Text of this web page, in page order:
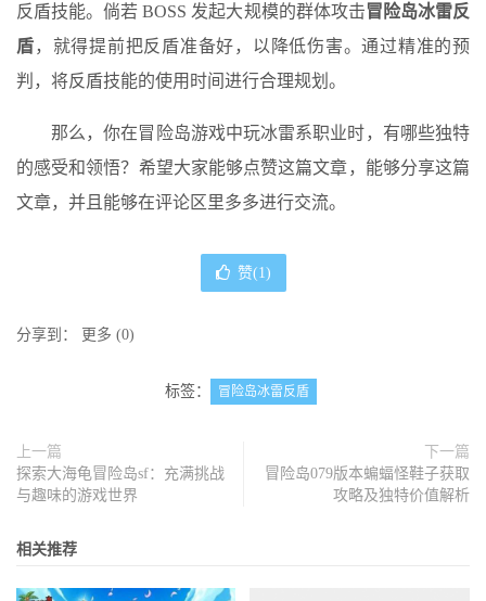
反盾技能。倘若 BOSS 发起大规模的群体攻击冒险岛冰雷反
盾，就得提前把反盾准备好，以降低伤害。通过精准的预
判，将反盾技能的使用时间进行合理规划。
那么，你在冒险岛游戏中玩冰雷系职业时，有哪些独特
的感受和领悟？希望大家能够点赞这篇文章，能够分享这篇
文章，并且能够在评论区里多多进行交流。
赞(1 )
分享到： 更多 (0)
标签： 冒险岛冰雷反盾
上一篇
探索大海龟冒险岛sf：充满挑战
与趣味的游戏世界
下一篇
冒险岛079版本蝙蝠怪鞋子获取
攻略及独特价值解析
相关推荐